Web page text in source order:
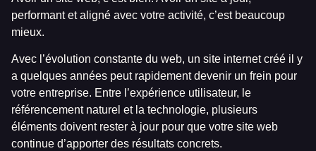
performant et aligné avec votre activité, c’est beaucoup
mieux.
Avec l’évolution constante du web, un site internet créé il y
a quelques années peut rapidement devenir un frein pour
votre entreprise. Entre l’expérience utilisateur, le
référencement naturel et la technologie, plusieurs
éléments doivent rester à jour pour que votre site web
continue d’apporter des résultats concrets.